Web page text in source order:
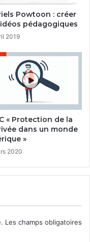
Powtoon : créer
pédagogiques
2019
« Protection de la
dans un monde
»
2020
Les champs obligatoires